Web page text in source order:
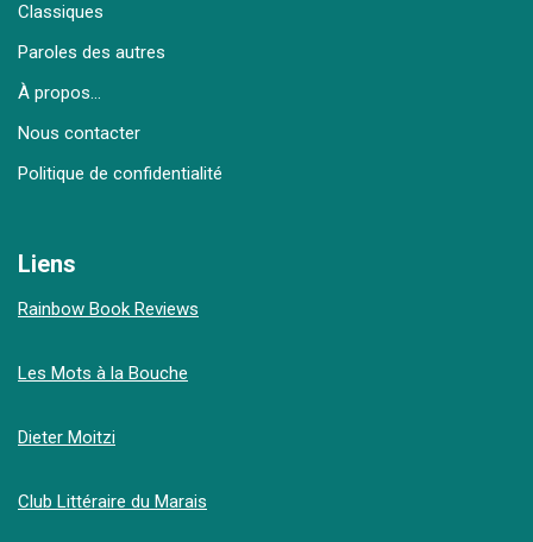
Classiques
Paroles des autres
À propos…
Nous contacter
Politique de confidentialité
Liens
Rainbow Book Reviews
Les Mots à la Bouche
Dieter Moitzi
Club Littéraire du Marais